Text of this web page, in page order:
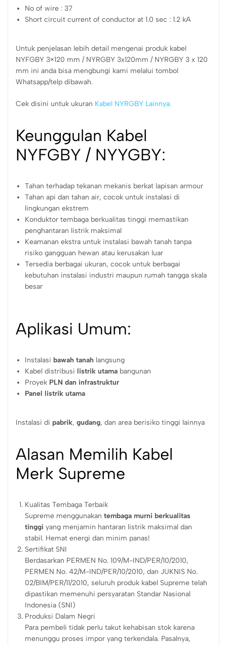
No of wire : 37
Short circuit current of conductor at 1.0 sec : 1.2 kA
Untuk penjelasan lebih detail mengenai produk kabel
NYFGBY 3×120 mm / NYRGBY 3x120mm / NYRGBY 3 x 120
mm ini anda bisa mengbungi kami melalui tombol
Whatsapp/telp dibawah.
Cek disini untuk ukuran Kabel NYRGBY Lainnya.
Keunggulan Kabel
NYFGBY / NYYGBY:
Tahan terhadap tekanan mekanis berkat lapisan armour
Tahan api dan tahan air, cocok untuk instalasi di
lingkungan ekstrem
Konduktor tembaga berkualitas tinggi memastikan
penghantaran listrik maksimal
Keamanan ekstra untuk instalasi bawah tanah tanpa
risiko gangguan hewan atau kerusakan luar
Tersedia berbagai ukuran, cocok untuk berbagai
kebutuhan instalasi industri maupun rumah tangga skala
besar
Aplikasi Umum:
Instalasi bawah tanah langsung
Kabel distribusi listrik utama bangunan
Proyek PLN dan infrastruktur
Panel listrik utama
Instalasi di pabrik, gudang, dan area berisiko tinggi lainnya
Alasan Memilih Kabel
Merk Supreme
Kualitas Tembaga Terbaik
Supreme menggunakantembaga murni berkualitas
tinggi yang menjamin hantaran listrik maksimal dan
stabil. Hemat energi dan minim panas!
Sertifikat SNI
Berdasarkan PERMEN No. 109/M-IND/PER/10/2010,
PERMEN No. 42/M-IND/PER/10/2010, dan JUKNIS No.
02/BIM/PER/11/2010, seluruh produk kabel Supreme telah
dipastikan memenuhi persyaratan Standar Nasional
Indonesia (SNI)
Produksi Dalam Negri
Para pembeli tidak perlu takut kehabisan stok karena
menunggu proses impor yang terkendala. Pasalnya,